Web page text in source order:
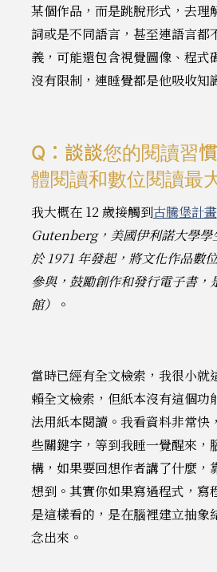
某個作品，而是跳脫形式，去理
詞或是不同語言，甚至連語言都
義，可能還包含視覺圖像、程式
沒有限制，連睡覺都是他吸收知
Q：談談您的閱讀習
體閱讀和數位閱讀最
我大概在 12 歲接觸到古騰堡計畫
Gutenberg，美國伊利諾大學
於 1971 年發起，將文化作品數
參與，鼓勵創作和發行電子書，
館）
。
當時已經有全文檢索，我很小就
賴全文檢索，但紙本沒有這個功
法用紙本閱讀。我看資料非常快
些關鍵字，等到我睡一覺醒來，
構，如果要回想作者講了什麼，
想到。其實你如果寫過程式，寫
是這樣看的，是在腦裡建立抽象
念出來。